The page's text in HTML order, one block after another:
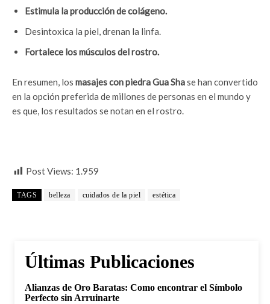
Estimula la producción de colágeno.
Desintoxica la piel, drenan la linfa.
Fortalece los músculos del rostro.
En resumen, los masajes con piedra Gua Shase han convertido
en la opción preferida de millones de personas en el mundo y
es que, los resultados se notan en el rostro.
Post Views: 1.959
TAGS belleza cuidados de la piel estética
Últimas Publicaciones
Alianzas de Oro Baratas: Como encontrar el Símbolo
Perfecto sin Arruinarte